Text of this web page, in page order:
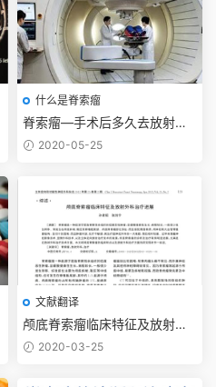
什么是脊索瘤
脊索瘤—手术后多久去放射治
疗/适合什么放射治疗？放射治
2020-05-25
文献翻译
颅底脊索瘤临床特征及放射外
科治疗进展2012
2020-03-25